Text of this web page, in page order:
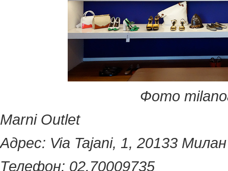
Фото
Marni Outlet
Адрес: Via Tajani, 1, 20133 Милан
Телефон: 02.70009735